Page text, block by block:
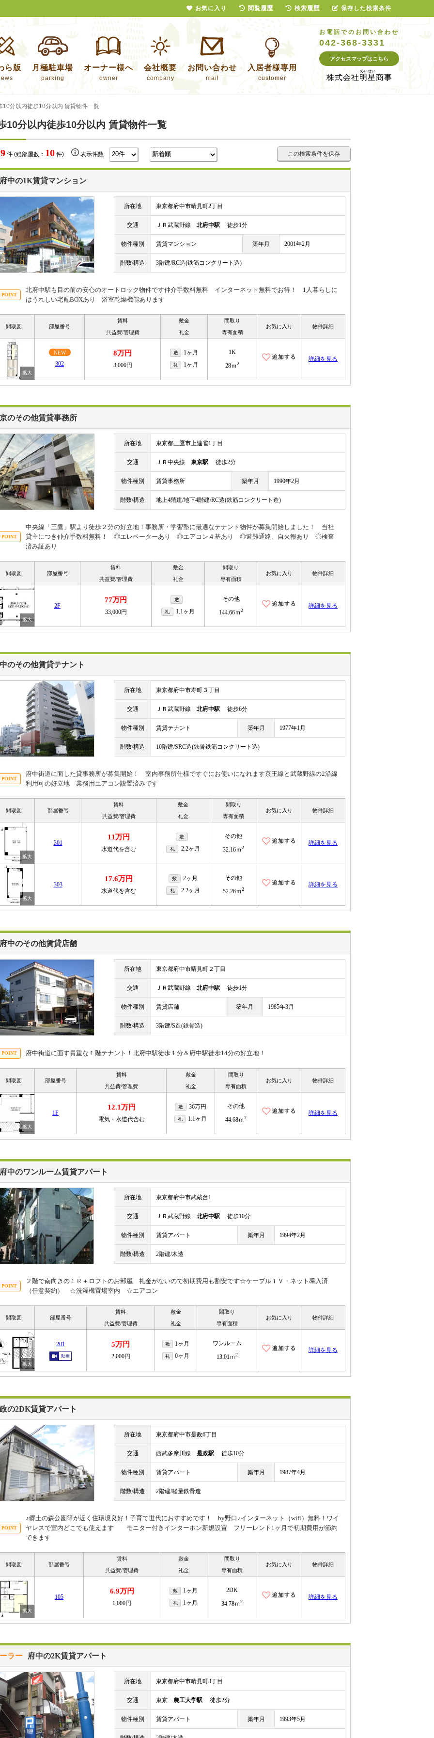
ら版 月極駐車場
parking
オーナー様へ
owner
会社概要
company
お問い合わせ
mail
入居者様専用
customer
お電話でのお問い合わせ
042-368-3331
アクセスマップはこちら
株式会社明星商事
10分以内徒歩10分以内 賃貸物件一覧
10分以内徒歩10分以内 賃貸物件一覧
9 件 (総部屋数： 10 件) 表示件数 この検索条件を保存
中の1K賃貸マンション
所在地 東京都府中市晴見町2丁目
交通 ＪＲ武蔵野線 北府中駅 徒歩1分
物件種別 賃貸マンション 築年月 2001年2月
階数/構造 3階建/RC造(鉄筋コンクリート造)
北府中駅も目の前の安心のオートロック物件です仲介手数料無料 インターネット無料でお得！ 1人暮らしに
はうれしい宅配BOXあり 浴室乾燥機能あります
間取図 部屋番号
賃料
共益費/管理費
敷金
礼金
間取り
専有面積
お気に入り 物件詳細
NEW
302
8万円
3,000円
敷 1ヶ月
礼 1ヶ月
1K
28ｍ2
詳細を見る
のその他賃貸事務所
所在地 東京都三鷹市上連雀1丁目
交通 ＪＲ中央線 東京駅 徒歩2分
物件種別 賃貸事務所 築年月 1990年2月
階数/構造 地上4階建/地下4階建/RC造(鉄筋コンクリート造)
中央線「三鷹」駅より徒歩２分の好立地！事務所・学習塾に最適なテナント物件が募集開始しました！ 当社
貸主につき仲介手数料無料！ ◎エレベーターあり ◎エアコン４基あり ◎避難通路、自火報あり ◎検査
済み証あり
間取図 部屋番号
賃料
共益費/管理費
敷金
礼金
間取り
専有面積
お気に入り 物件詳細
2F
77万円
33,000円
敷
礼 1.1ヶ月
その他
144.66ｍ2
詳細を見る
のその他賃貸テナント
所在地 東京都府中市寿町３丁目
交通 ＪＲ武蔵野線 北府中駅 徒歩6分
物件種別 賃貸テナント 築年月 1977年1月
階数/構造 10階建/SRC造(鉄骨鉄筋コンクリート造)
府中街道に面した貸事務所が募集開始！ 室内事務所仕様ですぐにお使いになれます京王線と武蔵野線の2沿線
利用可の好立地 業務用エアコン設置済みです
間取図 部屋番号
賃料
共益費/管理費
敷金
礼金
間取り
専有面積
お気に入り 物件詳細
301
11万円
水道代を含む
敷
礼 2.2ヶ月
その他
32.16ｍ2
詳細を見る
303
17.6万円
水道代を含む
敷 2ヶ月
礼 2.2ヶ月
その他
52.26ｍ2
詳細を見る
中のその他賃貸店舗
所在地 東京都府中市晴見町２丁目
交通 ＪＲ武蔵野線 北府中駅 徒歩1分
物件種別 賃貸店舗 築年月 1985年3月
階数/構造 3階建/S造(鉄骨造)
府中街道に面す貴重な１階テナント！北府中駅徒歩１分＆府中駅徒歩14分の好立地！
間取図 部屋番号
賃料
共益費/管理費
敷金
礼金
間取り
専有面積
お気に入り 物件詳細
1F
12.1万円
電気・水道代含む
敷 36万円
礼 1.1ヶ月
その他
44.68ｍ2
詳細を見る
中のワンルーム賃貸アパート
所在地 東京都府中市武蔵台1
交通 ＪＲ武蔵野線 北府中駅 徒歩10分
物件種別 賃貸アパート 築年月 1994年2月
階数/構造 2階建/木造
２階で南向きの１Ｒ＋ロフトのお部屋 礼金がないので初期費用も割安です☆ケーブルＴＶ・ネット導入済
（任意契約） ☆洗濯機置場室内 ☆エアコン
間取図 部屋番号
賃料
共益費/管理費
敷金
礼金
間取り
専有面積
お気に入り 物件詳細
201
動画
5万円
2,000円
敷 1ヶ月
礼 0ヶ月
ワンルーム
13.01ｍ2
詳細を見る
の2DK賃貸アパート
所在地 東京都府中市是政6丁目
交通 西武多摩川線 是政駅 徒歩10分
物件種別 賃貸アパート 築年月 1987年4月
階数/構造 2階建/軽量鉄骨造
♪郷土の森公園等が近く住環境良好！子育て世代におすすめです！ by野口♪インターネット（wifi）無料！ワイ
ヤレスで室内どこでも使えます モニター付きインターホン新規設置 フリーレント1ヶ月で初期費用が節約
できます
間取図 部屋番号
賃料
共益費/管理費
敷金
礼金
間取り
専有面積
お気に入り 物件詳細
105
6.9万円
1,000円
敷 1ヶ月
礼 1ヶ月
2DK
34.78ｍ2
詳細を見る
ラー 府中の2K賃貸アパート
所在地 東京都府中市晴見町3丁目
交通 東京 農工大学駅 徒歩2分
物件種別 賃貸アパート 築年月 1993年5月
お気に入り 閲覧履歴 検索履歴 保存した検索条件